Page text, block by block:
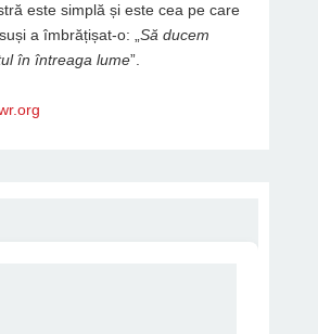
este simplă și este cea pe care
a îmbrățișat-o: „ Să ducem
în întreaga lume”.